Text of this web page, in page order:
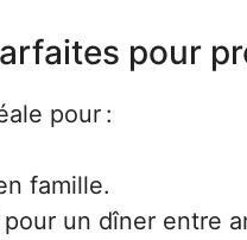
pour
pour :
famille.
un dîner entre